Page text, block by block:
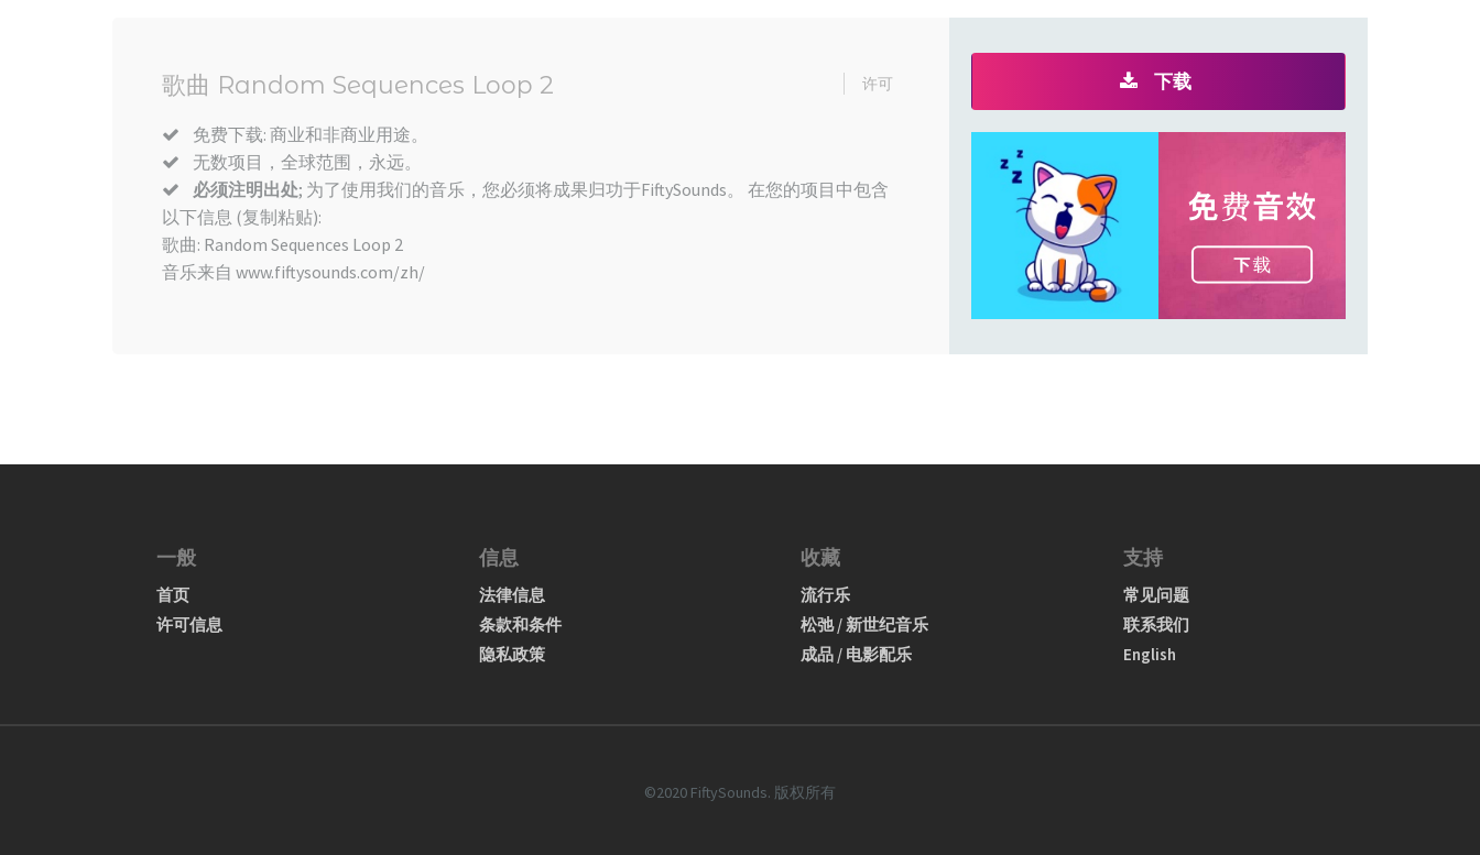
歌曲 Random Sequences Loop 2 许可
免费下载: 商业和非商业用途。
无数项目，全球范围，永远。
必须注明出处; 为了使用我们的音乐，您必须将成果归功于FiftySounds。 在您的项目中包含
以下信息 (复制粘贴):
歌曲: Random Sequences Loop 2
音乐来自 www.fiftysounds.com/zh/
下载
一般
首页
许可信息
信息
法律信息
条款和条件
隐私政策
收藏
流行乐
松弛 / 新世纪音乐
成品 / 电影配乐
支持
常见问题
联系我们
English
©2020 FiftySounds. 版权所有